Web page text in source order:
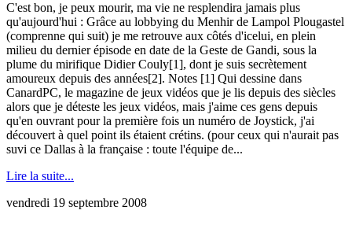
C'est bon, je peux mourir, ma vie ne resplendira jamais plus
qu'aujourd'hui : Grâce au lobbying du Menhir de Lampol Plougastel
(comprenne qui suit) je me retrouve aux côtés d'icelui, en plein
milieu du dernier épisode en date de la Geste de Gandi, sous la
plume du mirifique Didier Couly[1], dont je suis secrètement
amoureux depuis des années[2]. Notes [1] Qui dessine dans
CanardPC, le magazine de jeux vidéos que je lis depuis des siècles
alors que je déteste les jeux vidéos, mais j'aime ces gens depuis
qu'en ouvrant pour la première fois un numéro de Joystick, j'ai
découvert à quel point ils étaient crétins. (pour ceux qui n'aurait pas
suvi ce Dallas à la française : toute l'équipe de...
Lire la suite...
vendredi 19 septembre 2008